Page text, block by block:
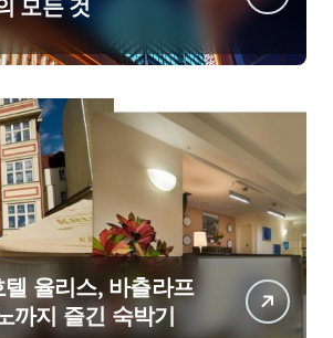
모든 것
율리스, 바츨라프
까지 즐긴 숙박기